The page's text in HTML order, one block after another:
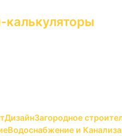
калькуляторы
ДизайнЗагородное
Водоснабжение и